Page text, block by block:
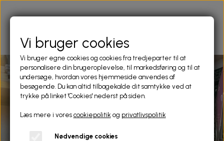
Vi bruger cookies
Vi bruger egne cookies og cookies fra tredjeparter til at
personalisere din brugeroplevelse, til markedsføring og til at
undersøge, hvordan vores hjemmeside anvendes af
besøgende. Du kan altid tilbagekalde dit samtykke ved at
trykke på linket 'Cookies' nederst på siden.
Læs mere i vores cookiepolitik og privatlivspolitik
Nødvendige cookies